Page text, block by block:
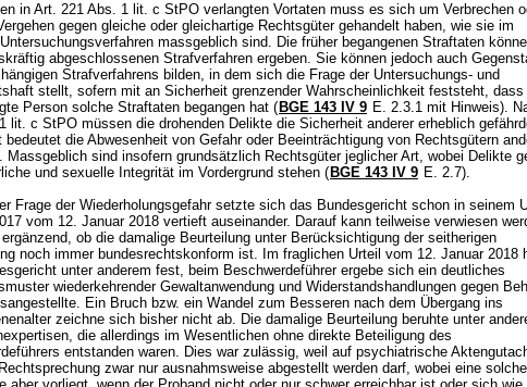
inArt. 221 Abs. 1 lit. c StPO verlangten Vortaten muss es sich um Verbrechen
gegen gleiche oder gleichartige Rechtsgüter gehandelt haben, wie sie im
massgeblich sind. Die früher begangenen Straftaten
abgeschlossenen Strafverfahren ergeben. Sie können jedoch auch
Strafverfahrens bilden, in dem sich die Frage der Untersuchungs- und
stellt, sofern mit an Sicherheit grenzender Wahrscheinlichkeit feststeht, dass
Person solche Straftaten begangen hat ( BGE 143 IV 9 E. 2.3.1 mit Hinweis).
lit. c StPO müssen die drohenden Delikte die Sicherheit anderer erheblich
bedeutet die Abwesenheit von Gefahr oder Beeinträchtigung von Rechtsgütern
Massgeblich sind insofern grundsätzlich Rechtsgüter jeglicher Art, wobei Delikte
und sexuelle Integrität im Vordergrund stehen ( BGE 143 IV 9 E. 2.7).
Frage der Wiederholungsgefahr setzte sich das Bundesgericht schon in seinem
vom 12. Januar 2018 vertieft auseinander. Darauf kann teilweise verwiesen
ob die damalige Beurteilung unter Berücksichtigung der seitherigen
noch immer bundesrechtskonform ist. Im fraglichen Urteil vom 12. Januar 2018
unter anderem fest, beim Beschwerdeführer ergebe sich ein deutliches
wiederkehrender Gewaltanwendung und Widerstandshandlungen gegen
Ein Bruch bzw. ein Wandel zum Besseren nach dem Übergang ins
zeichne sich bisher nicht ab. Die damalige Beurteilung beruhte unter
die allerdings im Wesentlichen ohne direkte Beteiligung des
entstanden waren. Dies war zulässig, weil auf psychiatrische
zwar nur ausnahmsweise abgestellt werden darf, wobei eine solche